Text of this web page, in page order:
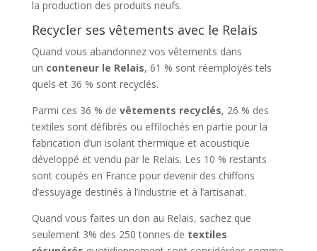
la production des produits neufs.
Recycler ses vêtements avec le Relais
Quand vous abandonnez vos vêtements dans
un conteneur le Relais, 61 % sont réemployés tels
quels et 36 % sont recyclés.
Parmi ces 36 % de vêtements recyclés, 26 % des
textiles sont défibrés ou effilochés en partie pour la
fabrication d’un isolant thermique et acoustique
développé et vendu par le Relais. Les 10 % restants
sont coupés en France pour devenir des chiffons
d’essuyage destinés à l’industrie et à l’artisanat.
Quand vous faites un don au Relais, sachez que
seulement 3% des 250 tonnes de textiles